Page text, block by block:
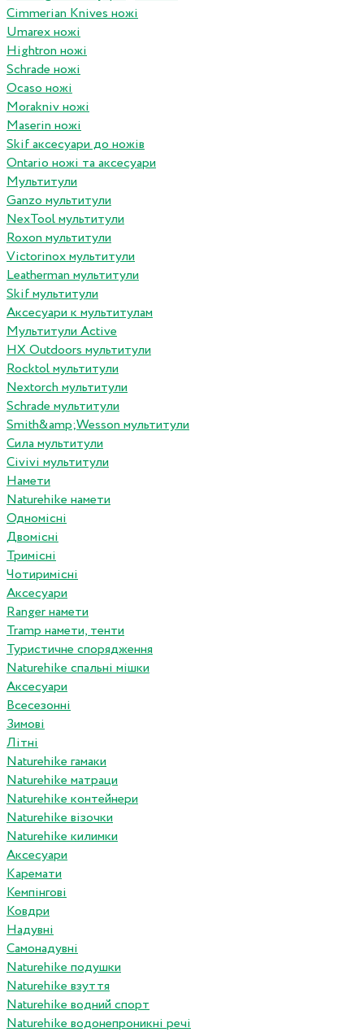
Cimmerian Knives ножі
Umarex ножі
Hightron ножі
Schrade ножі
Ocaso ножі
Morakniv ножі
Maserin ножі
Skif аксесуари до ножів
Ontario ножі та аксесуари
Мультитули
Ganzo мультитули
NexTool мультитули
Roxon мультитули
Victorinox мультитули
Leatherman мультитули
Skif мультитули
Аксесуари к мультитулам
Мультитули Active
HX Outdoors мультитули
Rocktol мультитули
Nextorch мультитули
Schrade мультитули
Smith&amp;Wesson мультитули
Сила мультитули
Civivi мультитули
Намети
Naturehike намети
Одномісні
Двомісні
Тримісні
Чотиримісні
Аксесуари
Ranger намети
Tramp намети, тенти
Туристичне спорядження
Naturehike спальні мішки
Аксесуари
Всесезонні
Зимові
Літні
Naturehike гамаки
Naturehike матраци
Naturehike контейнери
Naturehike візочки
Naturehike килимки
Аксесуари
Каремати
Кемпінгові
Ковдри
Надувні
Самонадувні
Naturehike подушки
Naturehike взуття
Naturehike водний спорт
Naturehike водонепроникні речі